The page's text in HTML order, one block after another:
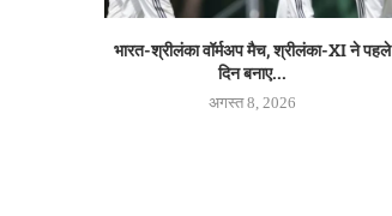
भारत-श्रीलंका वॉर्मअप मैच, श्रीलंका-XI ने पहले
दिन बनाए...
अगस्त 8, 2026